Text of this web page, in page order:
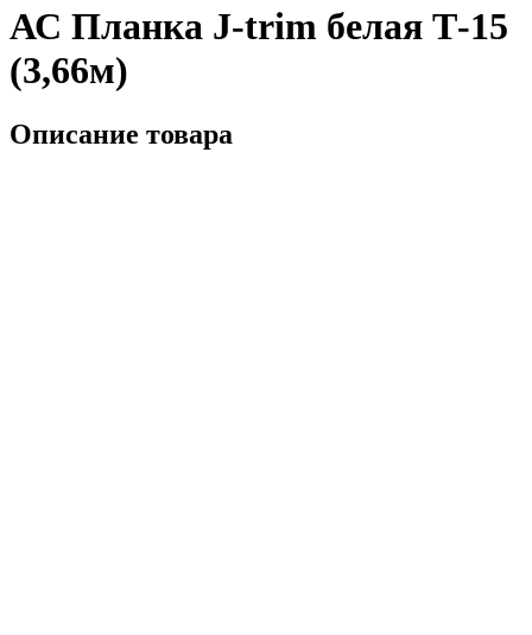
АС Планка J-trim белая Т-15
(3,66м)
Описание товара